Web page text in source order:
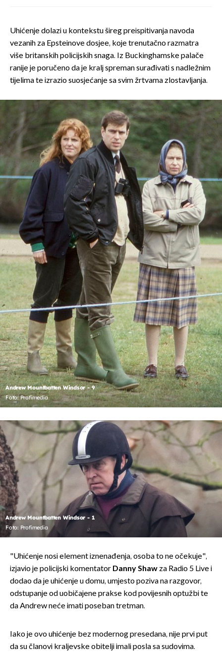
Uhićenje dolazi u kontekstu šireg preispitivanja navoda
vezanih za Epsteinove dosjee, koje trenutačno razmatra
više britanskih policijskih snaga. Iz Buckinghamske palače
ranije je poručeno da je kralj spreman surađivati s nadležnim
tijelima te izrazio suosjećanje sa svim žrtvama zlostavljanja.
Andrew Mountbatten Windsor - 9
Foto: Profimedia
Andrew Mountbatten Windsor - 1
Foto: Profimedia
"Uhićenje nosi element iznenađenja, osoba to ne očekuje",
izjavio je policijski komentator Danny Shawza Radio 5 Live i
dodao da je uhićenje u domu, umjesto poziva na razgovor,
odstupanje od uobičajene prakse kod povijesnih optužbi te
da Andrew neće imati poseban tretman.
Iako je ovo uhićenje bez modernog presedana, nije prvi put
da su članovi kraljevske obitelji imali posla sa sudovima.